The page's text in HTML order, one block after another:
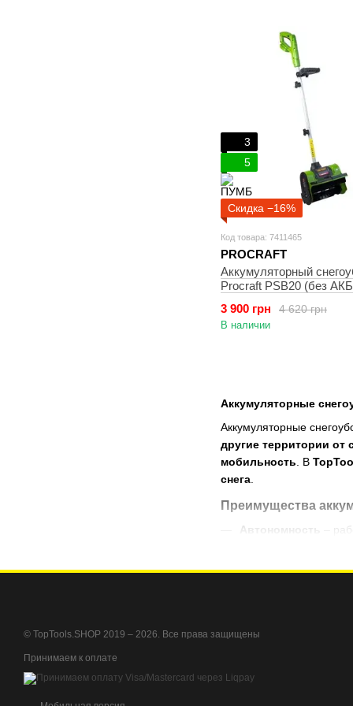
Аккумуляторные
Аккумуляторные
другие территории от
мобильность . В
снега
Преимущества
Автономность
–
–
Долговечный
3
5
Скидка −16%
Код товара: 7411465
PROCRAFT
Аккумуляторный
Procraft PSB20 (без
4 620 грн
3 900 грн
В наличии
© TopTools.SHOP 2019 – 2026. Все права защищены
Принимаем к оплате